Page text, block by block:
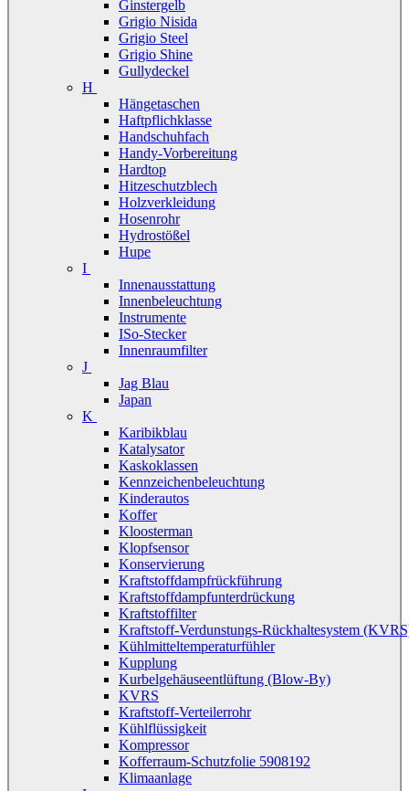
Ginstergelb
Grigio Nisida
Grigio Steel
Grigio Shine
Gullydeckel
H
Hängetaschen
Haftpflichklasse
Handschuhfach
Handy-Vorbereitung
Hardtop
Hitzeschutzblech
Holzverkleidung
Hosenrohr
Hydrostößel
Hupe
I
Innenausstattung
Innenbeleuchtung
Instrumente
ISo-Stecker
Innenraumfilter
J
Jag Blau
Japan
K
Karibikblau
Katalysator
Kaskoklassen
Kennzeichenbeleuchtung
Kinderautos
Koffer
Kloosterman
Klopfsensor
Konservierung
Kraftstoffdampfrückführung
Kraftstoffdampfunterdrückung
Kraftstoffilter
Kraftstoff-Verdunstungs-Rückhaltesystem
Kühlmitteltemperaturfühler
Kupplung
Kurbelgehäuseentlüftung (Blow-By)
KVRS
Kraftstoff-Verteilerrohr
Kühlflüssigkeit
Kompressor
Kofferraum-Schutzfolie 5908192
Klimaanlage